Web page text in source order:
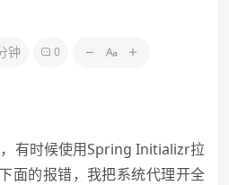
钟 0
有时候使用Spring Initializr拉
面的报错，我把系统代理开全